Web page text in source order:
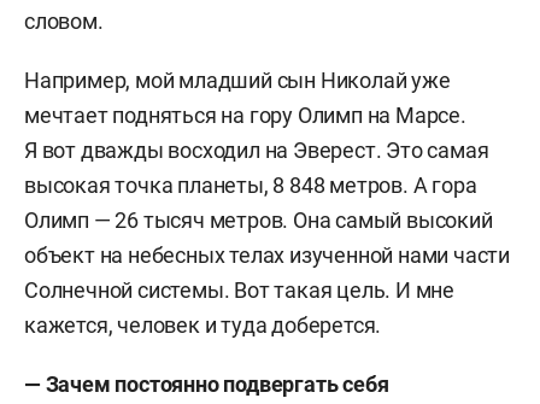
словом.
Например, мой младший сын Николай уже
мечтает подняться на гору Олимп на Марсе.
Я вот дважды восходил на Эверест. Это самая
высокая точка планеты, 8 848 метров. А гора
Олимп — 26 тысяч метров. Она самый высокий
объект на небесных телах изученной нами части
Солнечной системы. Вот такая цель. И мне
кажется, человек и туда доберется.
— Зачем постоянно подвергать себя